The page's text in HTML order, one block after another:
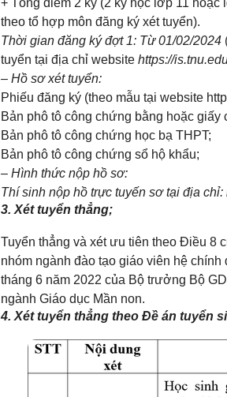
+ Tổng điểm 2 kỳ (2 kỳ học lớp 11
theo tổ hợp môn đăng ký xét tuyển).
Thời gian đăng ký đợt 1: Từ 01/02/2024
tuyển tại địa chỉ website https://
– Hồ sơ xét tuyển:
Phiếu đăng ký (theo mẫu tại website
Bản phô tô công chứng bằng hoặc giấy
Bản phô tô công chứng học bạ THPT;
Bản phô tô công chứng sổ hộ khẩu;
– Hình thức nộp hồ sơ:
Thí sinh nộp hồ trực tuyến sơ tại địa
3. Xét tuyển thẳng;
Tuyển thẳng và xét ưu tiên theo Điều 8
nhóm ngành đào tạo giáo viên hệ
tháng 6 năm 2022 của Bộ trưởng Bộ
ngành Giáo dục Mần non.
4. Xét tuyển thẳng theo Đề án tuyển